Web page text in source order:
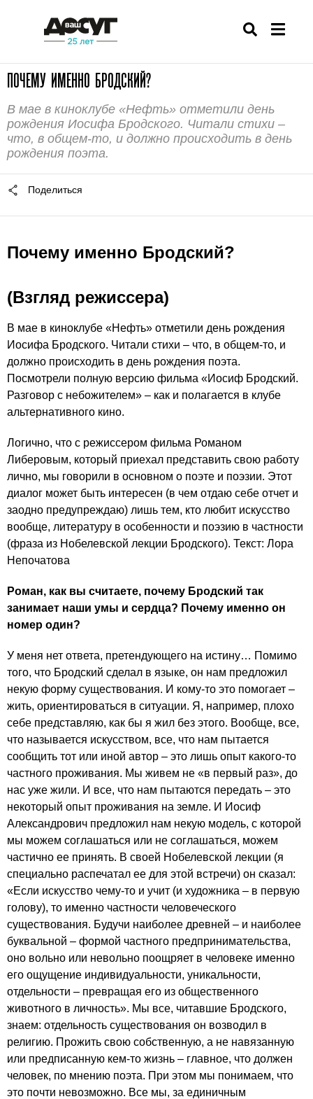
ПОЧЕМУ ИМЕННО БРОДСКИЙ?
В мае в киноклубе «Нефть» отметили день
рождения Иосифа Бродского. Читали стихи –
что, в общем-то, и должно происходить в день
рождения поэта.
Поделиться
Почему именно Бродский?
(Взгляд режиссера)
В мае в киноклубе «Нефть» отметили день рождения
Иосифа Бродского. Читали стихи – что, в общем-то, и
должно происходить в день рождения поэта.
Посмотрели полную версию фильма «Иосиф Бродский.
Разговор с небожителем» – как и полагается в клубе
альтернативного кино.
Логично, что с режиссером фильма Романом
Либеровым, который приехал представить свою работу
лично, мы говорили в основном о поэте и поэзии. Этот
диалог может быть интересен (в чем отдаю себе отчет и
заодно предупреждаю) лишь тем, кто любит искусство
вообще, литературу в особенности и поэзию в частности
(фраза из Нобелевской лекции Бродского). Текст: Лора
Непочатова
Роман, как вы считаете, почему Бродский так
занимает наши умы и сердца? Почему именно он
номер один?
У меня нет ответа, претендующего на истину… Помимо
того, что Бродский сделал в языке, он нам предложил
некую форму существования. И кому-то это помогает –
жить, ориентироваться в ситуации. Я, например, плохо
себе представляю, как бы я жил без этого. Вообще, все,
что называется искусством, все, что нам пытается
сообщить тот или иной автор – это лишь опыт какого-то
частного проживания. Мы живем не «в первый раз», до
нас уже жили. И все, что нам пытаются передать – это
некоторый опыт проживания на земле. И Иосиф
Александрович предложил нам некую модель, с которой
мы можем соглашаться или не соглашаться, можем
частично ее принять. В своей Нобелевской лекции (я
специально распечатал ее для этой встречи) он сказал:
«Если искусство чему-то и учит (и художника – в первую
голову), то именно частности человеческого
существования. Будучи наиболее древней – и наиболее
буквальной – формой частного предпринимательства,
оно вольно или невольно поощряет в человеке именно
его ощущение индивидуальности, уникальности,
отдельности – превращая его из общественного
животного в личность». Мы все, читавшие Бродского,
знаем: отдельность существования он возводил в
религию. Прожить свою собственную, а не навязанную
или предписанную кем-то жизнь – главное, что должен
человек, по мнению поэта. При этом мы понимаем, что
это почти невозможно. Все мы, за единичным